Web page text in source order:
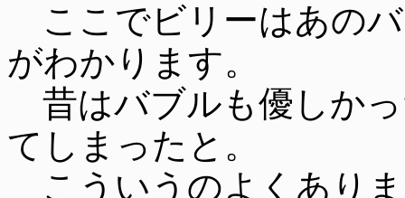
ここでビリーはあの
がわかります。
昔はバブルも優しか
てしまったと。
こういうのよくあり